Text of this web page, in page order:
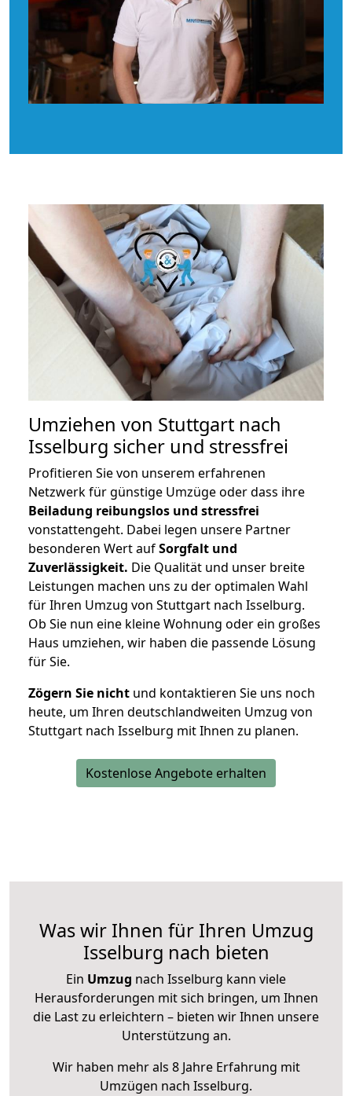
Umziehen von Stuttgart nach
Isselburg sicher und stressfrei
Profitieren Sie von unserem erfahrenen
Netzwerk für günstige Umzüge oder dass ihre
Beiladung reibungslos und stressfrei
vonstattengeht. Dabei legen unsere Partner
besonderen Wert aufSorgfalt und
Zuverlässigkeit. Die Qualität und unser breite
Leistungen machen uns zu der optimalen Wahl
für Ihren Umzug von Stuttgart nach Isselburg.
Ob Sie nun eine kleine Wohnung oder ein großes
Haus umziehen, wir haben die passende Lösung
für Sie.
Zögern Sie nicht und kontaktieren Sie uns noch
heute, um Ihren deutschlandweiten Umzug von
Stuttgart nach Isselburg mit Ihnen zu planen.
Kostenlose Angebote erhalten
Was wir Ihnen für Ihren Umzug
Isselburg nach bieten
Ein Umzug nach Isselburg kann viele
Herausforderungen mit sich bringen, um Ihnen
die Last zu erleichtern – bieten wir Ihnen unsere
Unterstützung an.
Wir haben mehr als 8 Jahre Erfahrung mit
Umzügen nach Isselburg.